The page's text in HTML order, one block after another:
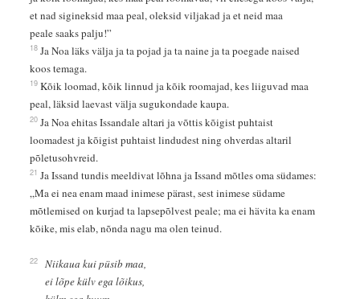
et nad sigineksid maa peal, oleksid viljakad ja et neid maa
peale saaks palju!”
18 Ja Noa läks välja ja ta pojad ja ta naine ja ta poegade naised
koos temaga.
19 Kõik loomad, kõik linnud ja kõik roomajad, kes liiguvad maa
peal, läksid laevast välja sugukondade kaupa.
20 Ja Noa ehitas Issandale altari ja võttis kõigist puhtaist
loomadest ja kõigist puhtaist lindudest ning ohverdas altaril
põletusohvreid.
21 Ja Issand tundis meeldivat lõhna ja Issand mõtles oma südames:
„Ma ei nea enam maad inimese pärast, sest inimese südame
mõtlemised on kurjad ta lapsepõlvest peale; ma ei hävita ka enam
kõike, mis elab, nõnda nagu ma olen teinud.
22
Niikaua kui püsib maa,
ei lõpe külv ega lõikus,